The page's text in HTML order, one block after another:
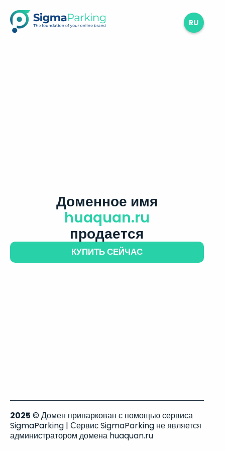
RU
Доменное имя
huaquan.ru
продается
КУПИТЬ СЕЙЧАС
2025 © Домен припаркован с помощью сервиса
SigmaParking | Сервис SigmaParking не является
администратором домена huaquan.ru